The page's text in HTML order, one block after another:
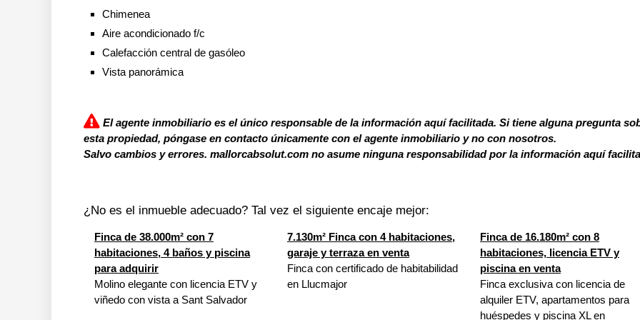
Chimenea
Aire acondicionado f/c
Calefacción central de gasóleo
Vista panorámica
El agente inmobiliario es el único responsable de la información aquí facilitada. Si tiene alguna pregunta
esta propiedad, póngase en contacto únicamente con el agente inmobiliario y no con nosotros.
Salvo cambios y errores. mallorcabsolut.com no asume ninguna responsabilidad por la información aquí
¿No es el inmueble adecuado? Tal vez el siguiente encaje mejor:
Finca de 38.000m² con 7
habitaciones, 4 baños y piscina
para adquirir
Molino elegante con licencia ETV y
viñedo con vista a Sant Salvador
7.130m² Finca con 4 habitaciones,
garaje y terraza en venta
Finca con certificado de habitabilidad
en Llucmajor
Finca de 16.180m² con 8
habitaciones, licencia ETV y
piscina en venta
Finca exclusiva con licencia de
alquiler ETV, apartamentos para
huéspedes y piscina XL en